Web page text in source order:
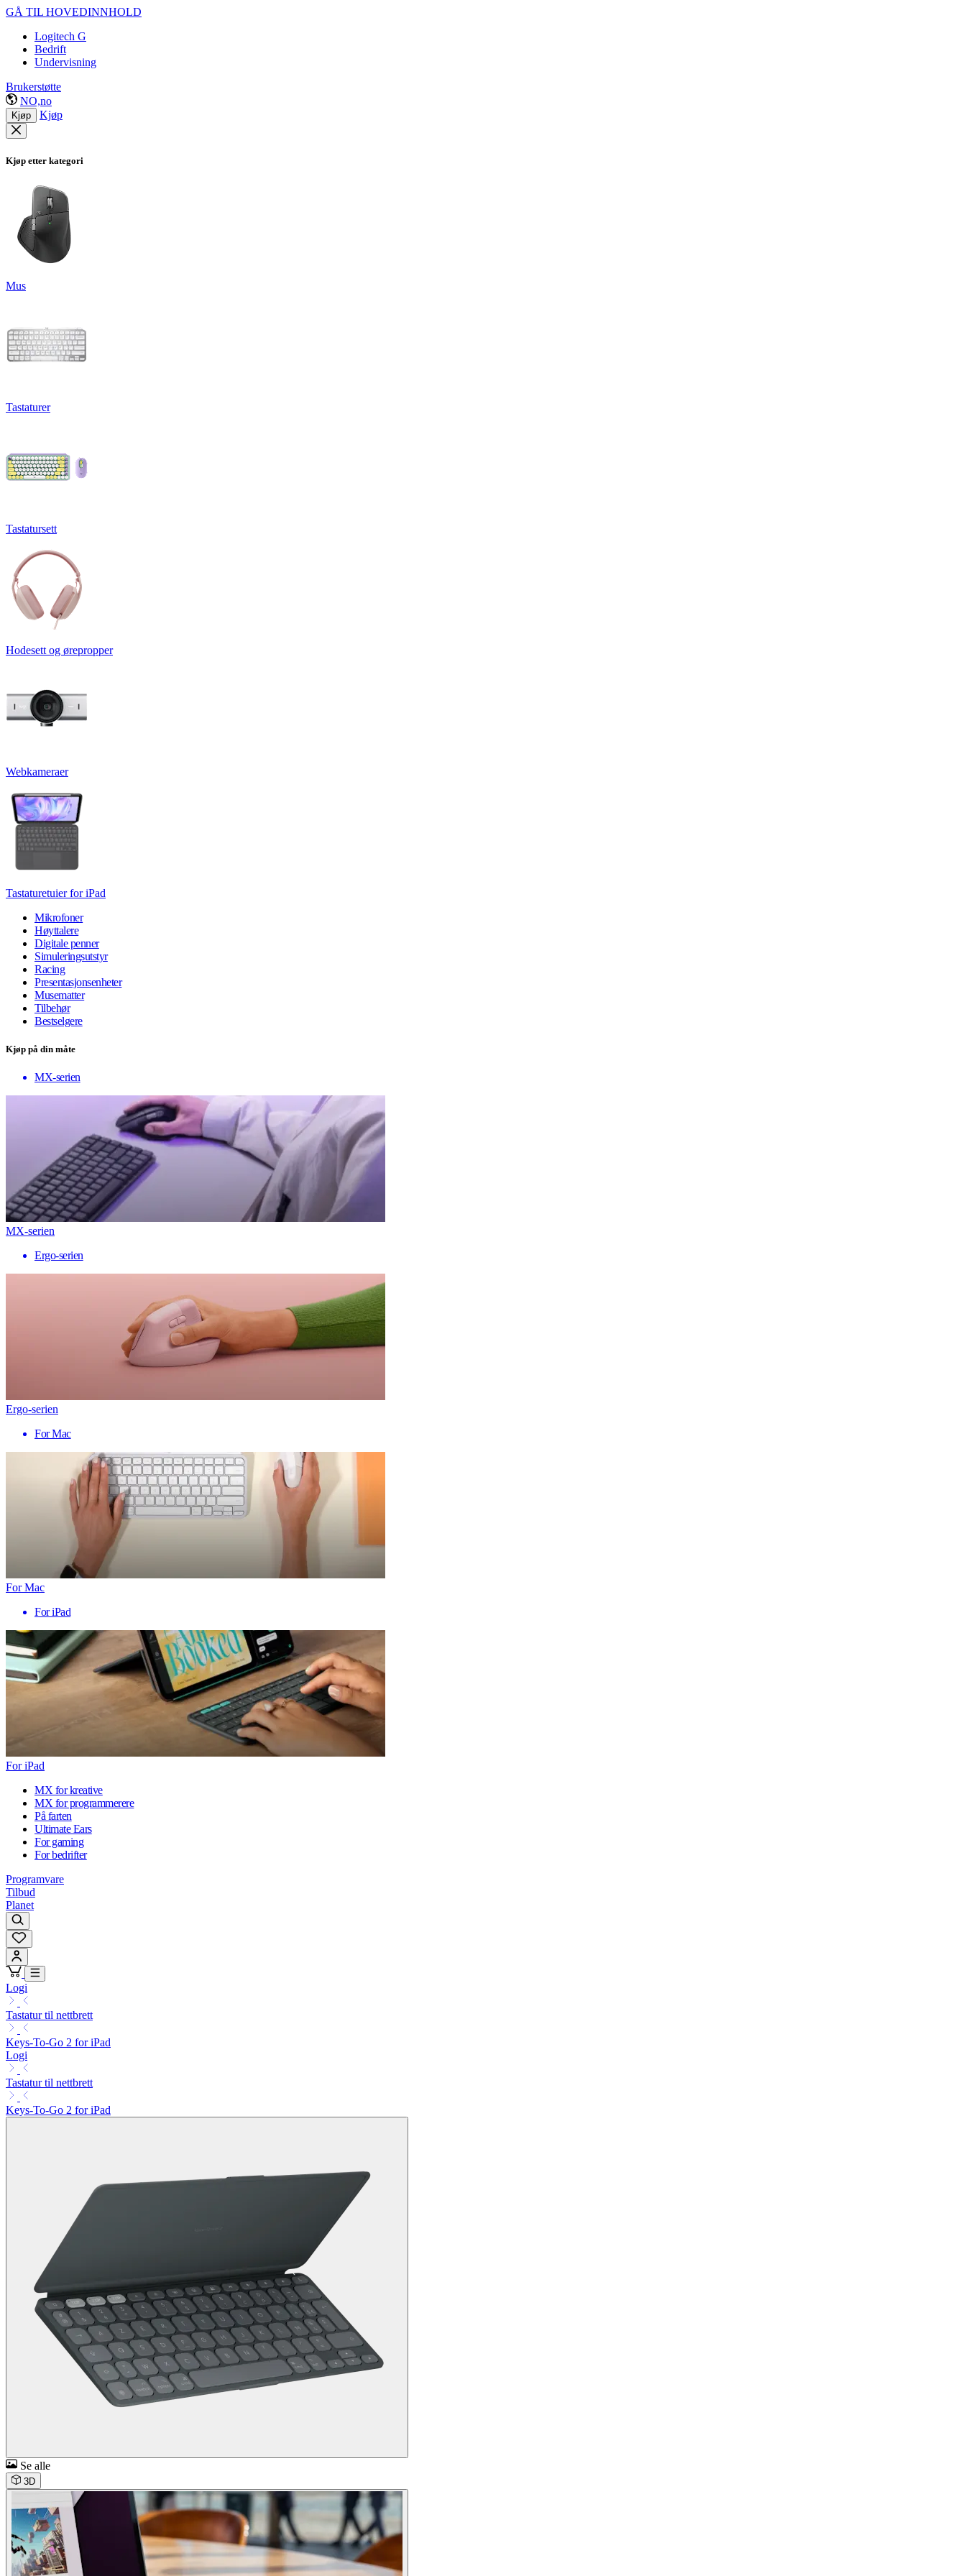
GÅ TIL HOVEDINNHOLD
Logitech G
Bedrift
Undervisning
Brukerstøtte
NO,no
Kjøp Kjøp
Kjøp etter kategori
Mus
Tastaturer
Tastatursett
Hodesett og ørepropper
Webkameraer
Tastaturetuier for iPad
Mikrofoner
Høyttalere
Digitale penner
Simuleringsutstyr
Racing
Presentasjonsenheter
Musematter
Tilbehør
Bestselgere
Kjøp på din måte
MX-serien
MX-serien
Ergo-serien
Ergo-serien
For Mac
For Mac
For iPad
For iPad
MX for kreative
MX for programmerere
På farten
Ultimate Ears
For gaming
For bedrifter
Programvare
Tilbud
Planet
Logi
Tastatur til nettbrett
Keys-To-Go 2 for iPad
Logi
Tastatur til nettbrett
Keys-To-Go 2 for iPad
Se alle
3D